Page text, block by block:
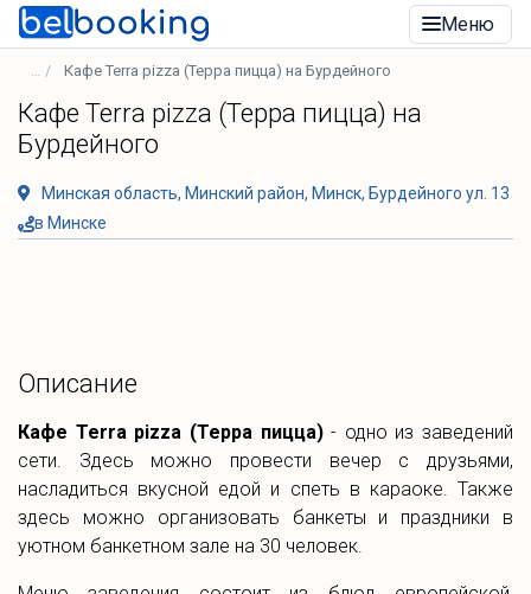
Меню
Кафе Terra pizza (Терра пицца) на Бурдейного
Кафе Terra pizza (Терра пицца) на
Бурдейного
Минская область, Минский район, Минск, Бурдейного ул. 13
в Минске
Описание
Кафе Terra pizza (Терра пицца)- одно из заведений
сети. Здесь можно провести вечер с друзьями,
насладиться вкусной едой и спеть в караоке. Также
здесь можно организовать банкеты и праздники в
уютном банкетном зале на 30 человек.